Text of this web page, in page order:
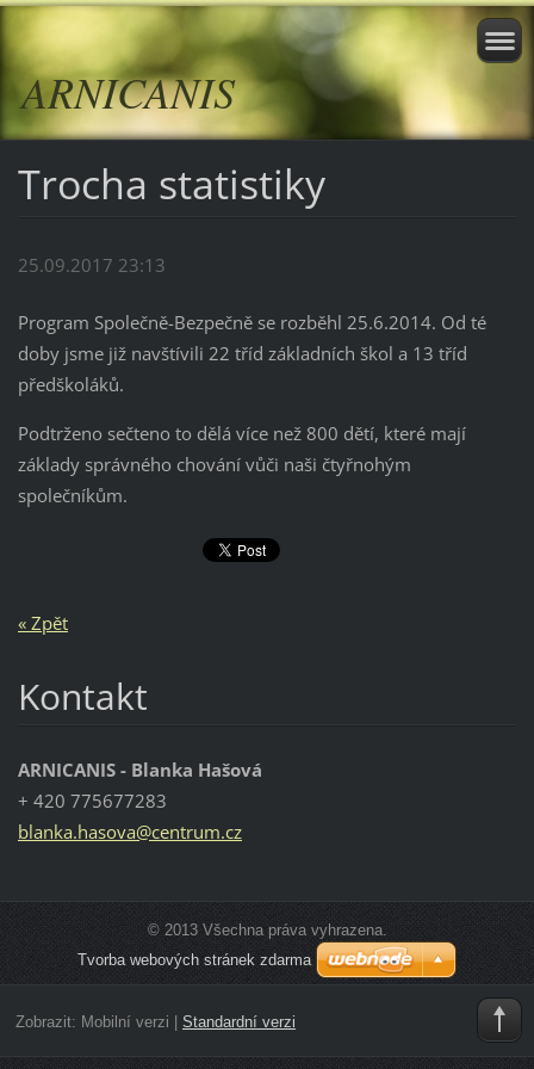
ARNICANIS
Trocha statistiky
25.09.2017 23:13
Program Společně-Bezpečně se rozběhl 25.6.2014. Od té
doby jsme již navštívili 22 tříd základních škol a 13 tříd
předškoláků.
Podtrženo sečteno to dělá více než 800 dětí, které mají
základy správného chování vůči naši čtyřnohým
společníkům.
« Zpět
Kontakt
ARNICANIS - Blanka Hašová
+ 420 775677283
blanka.hasova@centrum.cz
© 2013 Všechna práva vyhrazena.
Tvorba webových stránek zdarma
Zobrazit: Mobilní verzi Standardní verzi